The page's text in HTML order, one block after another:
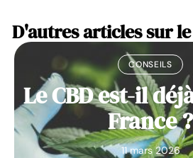
D'autres articles sur
CONSEILS
Le CBD est-il
France ?
11 mars 2026